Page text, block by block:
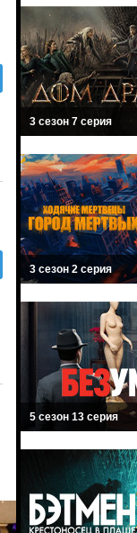
3 сезон 7 серия
3 сезон 2 серия
5 сезон 13 серия